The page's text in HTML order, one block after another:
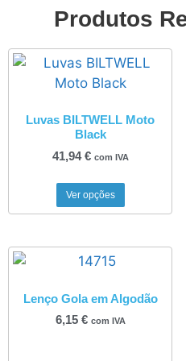
Produtos
Luvas BILTWELL Moto
Black
41,94€ com IVA
Ver opções
Lenço Gola em Algodão
6,15 € com IVA